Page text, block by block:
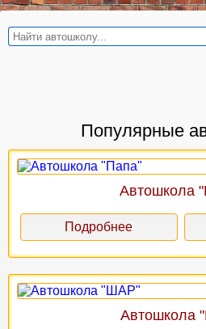
Популярные
Автошкола
Подробнее
Автошкола